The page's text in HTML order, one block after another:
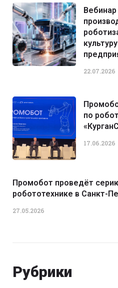
22.07.2026
по
17.06.2026
Промобот проведёт
робототехнике в Санкт-
27.05.2026
Рубрики